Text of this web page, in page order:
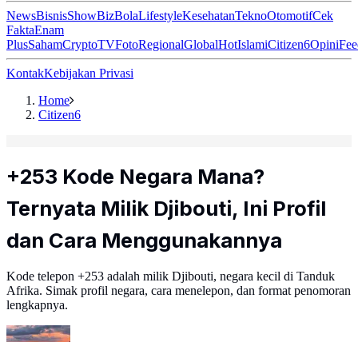
NewsBisnisShowBizBolaLifestyleKesehatanTeknoOtomotifCek
FaktaEnam
PlusSahamCryptoTVFotoRegionalGlobalHotIslamiCitizen6Opini
KontakKebijakan Privasi
Home
Citizen6
+253 Kode Negara Mana?
Ternyata Milik Djibouti, Ini Profil
dan Cara Menggunakannya
Kode telepon +253 adalah milik Djibouti, negara kecil di Tanduk
Afrika. Simak profil negara, cara menelepon, dan format penomoran
lengkapnya.